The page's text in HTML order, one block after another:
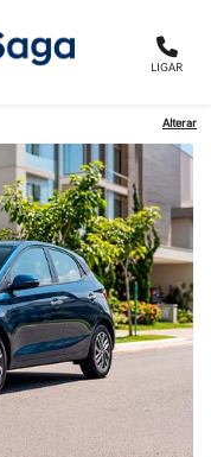
LIGAR
Alterar